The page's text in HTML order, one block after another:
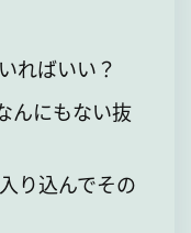
ればいい？
んにもない抜
り込んでその